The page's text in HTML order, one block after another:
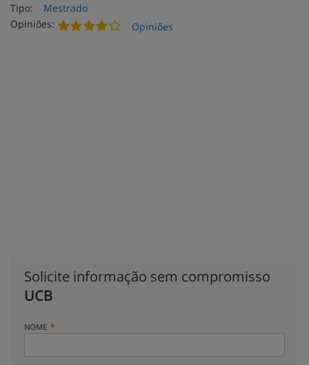
Tipo:
Mestrado
Opiniões:
Opiniões
Solicite informação sem compromisso
UCB
NOME